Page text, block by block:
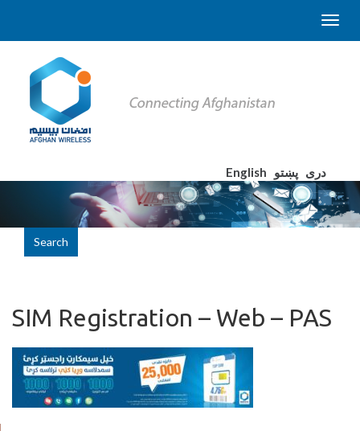
English دری پښتو
Search
SIM Registration – Web – PAS